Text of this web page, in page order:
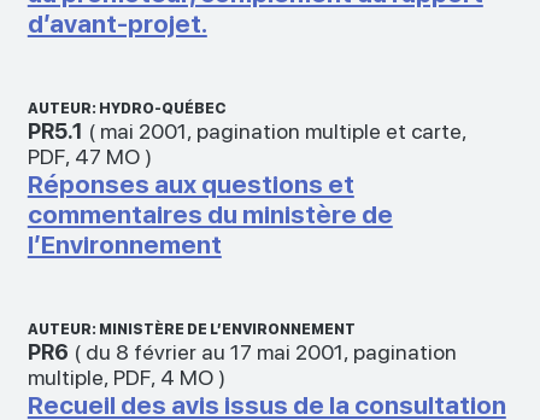
d’avant-projet.
AUTEUR: HYDRO-QUÉBEC
PR5.1 ( mai 2001, pagination multiple et carte,
PDF, 47 MO)
Réponses aux questions et
commentaires du ministère de
l’Environnement
AUTEUR: MINISTÈRE DE L’ENVIRONNEMENT
PR6 ( du 8 février au 17 mai 2001, pagination
multiple, PDF, 4 MO)
Recueil des avis issus de la consultation